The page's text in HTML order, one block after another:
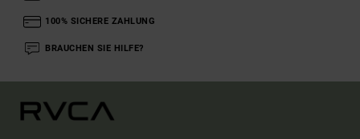
100% SICHERE ZAHLUNG
BRAUCHEN SIE HILFE?